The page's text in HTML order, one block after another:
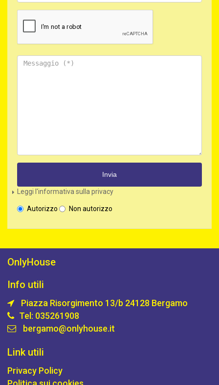
Invia
Leggi l'informativa sulla privacy
Autorizzo Non autorizzo
OnlyHouse
Info utili
Piazza Risorgimento 13/b 24128 Bergamo
Tel: 035261908
bergamo@onlyhouse.it
Link utili
Privacy Policy